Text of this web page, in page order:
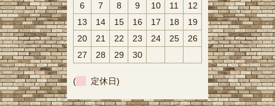
6
7 8 9 10 11
12
13
14 15 16 17 18
19
20
21 22 23 24 25
26
27
28 29 30
( 定休日)